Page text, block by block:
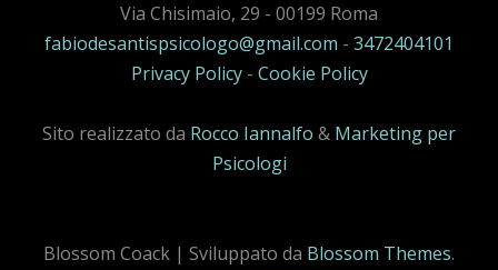
Via Chisimaio, 29 - 00199 Roma
fabiodesantispsicologo@gmail.com - 3472404101
Privacy Policy- Cookie Policy
Sito realizzato da Rocco Iannalfo & Marketing per
Psicologi
Blossom Coack | Sviluppato da Blossom Themes.